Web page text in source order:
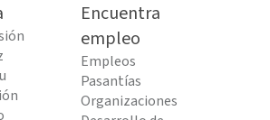
Encuentra
empleo
Empleos
Pasantías
Organizaciones